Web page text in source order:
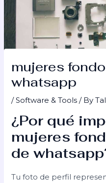
mujeres
whatsapp
/Software & Tools / By
¿Por qué
mujeres
de whatsapp
Tu foto de perfil